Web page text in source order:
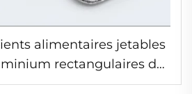
alimentaires jetables
rectangulaires de
résistants aux hautes